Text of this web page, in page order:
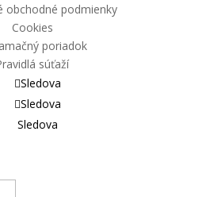
obchodné podmienky
Cookies
poriadok
súťaží
Sledova
Sledova
Sledova